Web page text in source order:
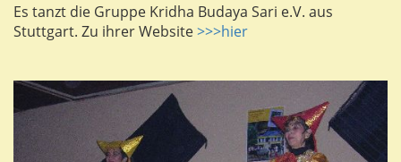
Es tanzt die Gruppe Kridha Budaya Sari e.V. aus
Stuttgart. Zu ihrer Website>>>hier